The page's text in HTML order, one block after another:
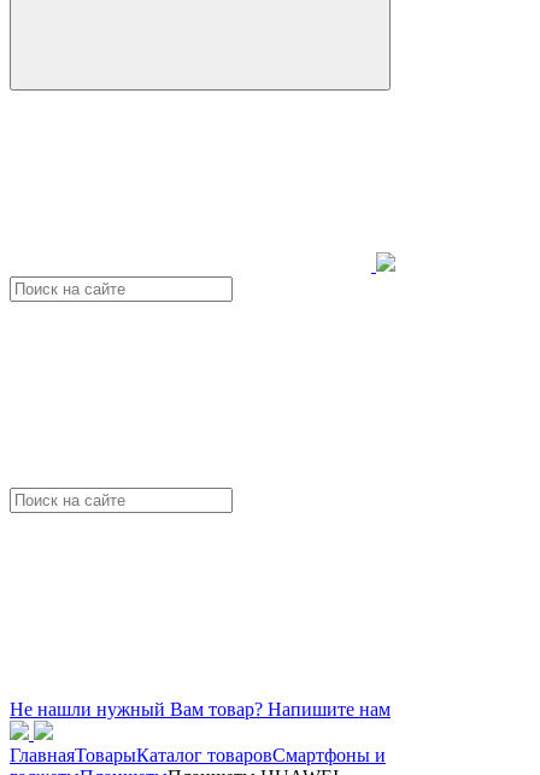
Не нашли нужный Вам товар? Напишите нам
ГлавнаяТоварыКаталог товаровСмартфоны и